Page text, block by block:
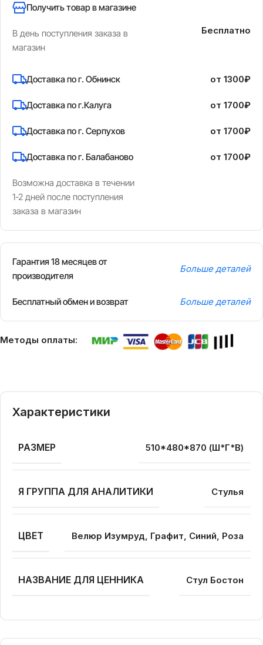
Получить товар в магазине
В день поступления заказа в
магазин
Бесплатно
Доставка по г. Обнинск
Доставка по г.Калуга
Доставка по г. Серпухов
Доставка по г. Балабаново
Возможна доставка в течении
1-2 дней после поступления
заказа в магазин
от 1300₽
от 1700₽
от 1700₽
от 1700₽
Гарантия 18 месяцев от
производителя
Больше деталей
Бесплатный обмен и возврат Больше деталей
Методы оплаты:
Характеристики
РАЗМЕР 510*480*870 (Ш*Г*В)
Я ГРУППА ДЛЯ АНАЛИТИКИ Стулья
ЦВЕТ Велюр Изумруд, Графит, Синий, Роза
НАЗВАНИЕ ДЛЯ ЦЕННИКА Стул Бостон